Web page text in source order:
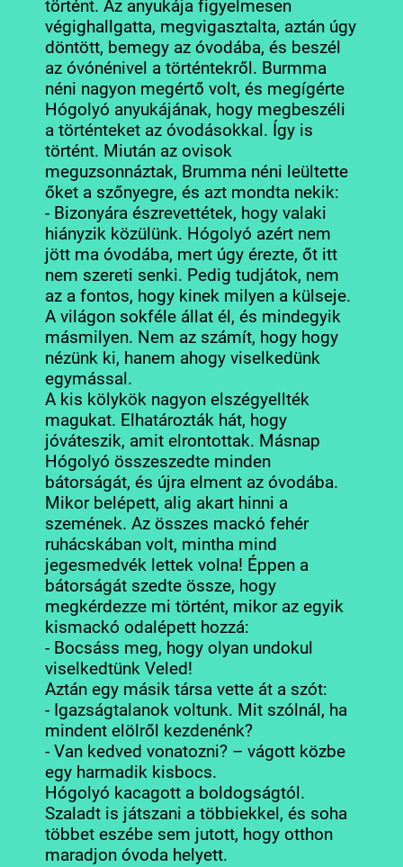
történt. Az anyukája figyelmesen
végighallgatta, megvigasztalta, aztán úgy
döntött, bemegy az óvodába, és beszél
az óvónénivel a történtekről. Burmma
néni nagyon megértő volt, és megígérte
Hógolyó anyukájának, hogy megbeszéli
a történteket az óvodásokkal. Így is
történt. Miután az ovisok
meguzsonnáztak, Brumma néni leültette
őket a szőnyegre, és azt mondta nekik:
- Bizonyára észrevettétek, hogy valaki
hiányzik közülünk. Hógolyó azért nem
jött ma óvodába, mert úgy érezte, őt itt
nem szereti senki. Pedig tudjátok, nem
az a fontos, hogy kinek milyen a külseje.
A világon sokféle állat él, és mindegyik
másmilyen. Nem az számít, hogy hogy
nézünk ki, hanem ahogy viselkedünk
egymással.
A kis kölykök nagyon elszégyellték
magukat. Elhatározták hát, hogy
jóváteszik, amit elrontottak. Másnap
Hógolyó összeszedte minden
bátorságát, és újra elment az óvodába.
Mikor belépett, alig akart hinni a
szemének. Az összes mackó fehér
ruhácskában volt, mintha mind
jegesmedvék lettek volna! Éppen a
bátorságát szedte össze, hogy
megkérdezze mi történt, mikor az egyik
kismackó odalépett hozzá:
- Bocsáss meg, hogy olyan undokul
viselkedtünk Veled!
Aztán egy másik társa vette át a szót:
- Igazságtalanok voltunk. Mit szólnál, ha
mindent elölről kezdenénk?
- Van kedved vonatozni? – vágott közbe
egy harmadik kisbocs.
Hógolyó kacagott a boldogságtól.
Szaladt is játszani a többiekkel, és soha
többet eszébe sem jutott, hogy otthon
maradjon óvoda helyett.